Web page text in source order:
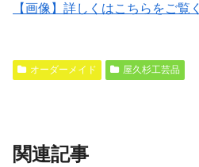
【画像】詳しくはこちらをご覧
オーダーメイド 屋久杉工芸品
関連記事